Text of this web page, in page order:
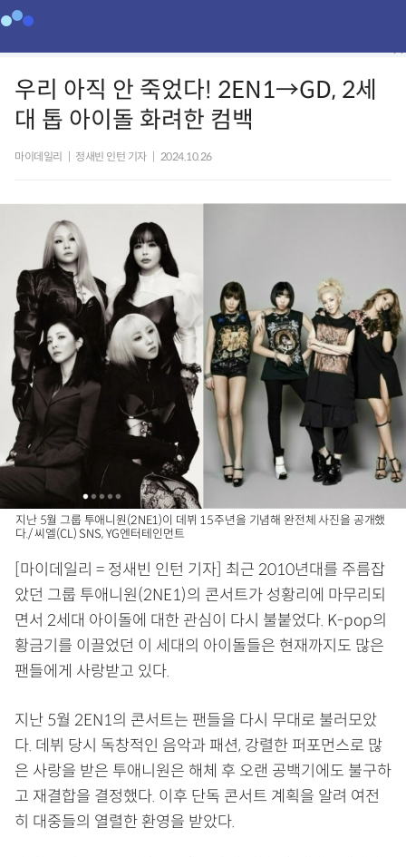
우리 아직 안 죽었다! 2EN1→GD, 2세
대 톱 아이돌 화려한 컴백
마이데일리 정새빈 인턴 기자 2024.10.26
지난 5월 그룹 투애니원(2NE1)이 데뷔 15주년을 기념해 완전체 사진을 공개했
다./ 씨엘(CL) SNS, YG엔터테인먼트
[마이데일리 = 정새빈 인턴 기자] 최근 2010년대를 주름잡
았던 그룹 투애니원(2NE1)의 콘서트가 성황리에 마무리되
면서 2세대 아이돌에 대한 관심이 다시 불붙었다. K-pop의
황금기를 이끌었던 이 세대의 아이돌들은 현재까지도 많은
팬들에게 사랑받고 있다.
지난 5월 2EN1의 콘서트는 팬들을 다시 무대로 불러모았
다. 데뷔 당시 독창적인 음악과 패션, 강렬한 퍼포먼스로 많
은 사랑을 받은 투애니원은 해체 후 오랜 공백기에도 불구하
고 재결합을 결정했다. 이후 단독 콘서트 계획을 알려 여전
히 대중들의 열렬한 환영을 받았다.